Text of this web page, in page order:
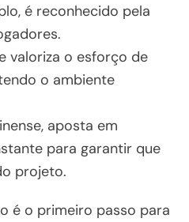
é reconhecido pela
valoriza o esforço de
o ambiente
aposta em
para garantir que
projeto.
é o primeiro passo para